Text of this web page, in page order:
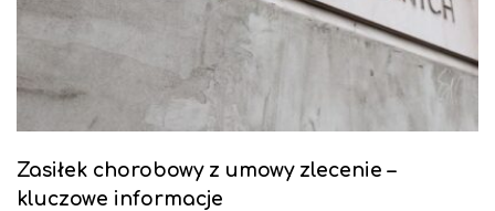
Zasiłek chorobowy z umowy zlecenie –
kluczowe informacje